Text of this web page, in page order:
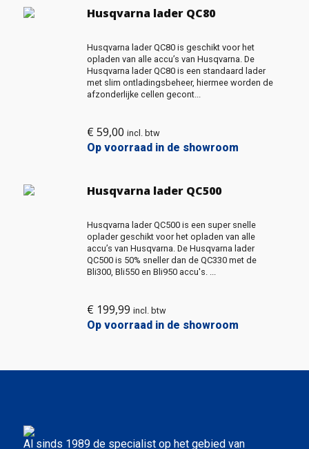
Husqvarna lader QC80
Husqvarna lader QC80 is geschikt voor het
opladen van alle accu’s van Husqvarna. De
Husqvarna lader QC80 is een standaard lader
met slim ontladingsbeheer, hiermee worden de
afzonderlijke cellen gecont...
€ 59,00 incl. btw
Op voorraad in de showroom
Husqvarna lader QC500
Husqvarna lader QC500 is een super snelle
oplader geschikt voor het opladen van alle
accu’s van Husqvarna. De Husqvarna lader
QC500 is 50% sneller dan de QC330 met de
Bli300, Bli550 en Bli950 accu's. ...
€ 199,99 incl. btw
Op voorraad in de showroom
Al sinds 1989 de specialist op het gebied van